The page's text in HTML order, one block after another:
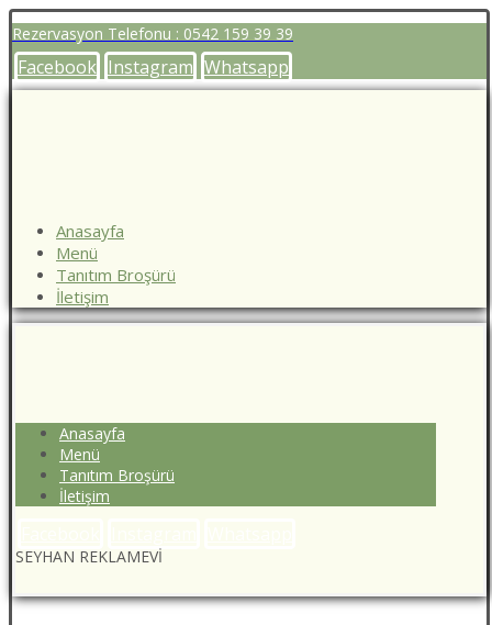
Rezervasyon Telefonu : 0542 159 39 39
Facebook Instagram Whatsapp
Anasayfa
Menü
Tanıtım Broşürü
İletişim
Anasayfa
Menü
Tanıtım Broşürü
İletişim
SEYHAN REKLAMEVİ